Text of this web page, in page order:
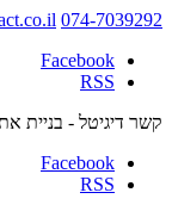
074-7039292
קשר דיגיטל - בניית